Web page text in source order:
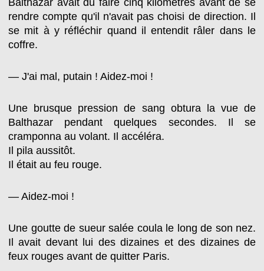
Balthazar avait dû faire cinq kilomètres avant de se
rendre compte qu'il n'avait pas choisi de direction. Il
se mit à y réfléchir quand il entendit râler dans le
coffre.
— J'ai mal, putain ! Aidez-moi !
Une brusque pression de sang obtura la vue de
Balthazar pendant quelques secondes. Il se
cramponna au volant. Il accéléra.
Il pila aussitôt.
Il était au feu rouge.
— Aidez-moi !
Une goutte de sueur salée coula le long de son nez.
Il avait devant lui des dizaines et des dizaines de
feux rouges avant de quitter Paris.